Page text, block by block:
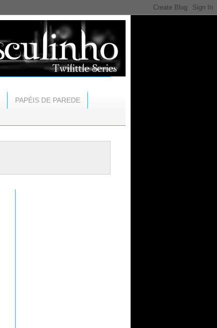
PAPÉIS DE PAREDE